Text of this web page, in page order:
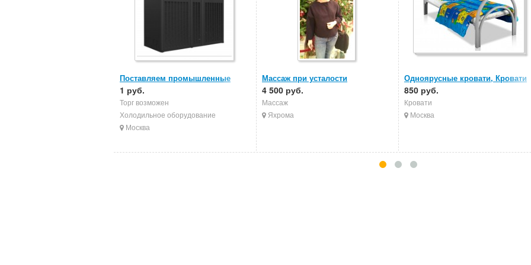
Поставляем промышленные
кондиционеры
1 руб.
Торг возможен
Холодильное оборудование
Москва
Массаж при усталости
4 500 руб.
Массаж
Яхрома
Одноярусные кровати, Кровати
металлические, Кровати в
больницы
850 руб.
Кровати
Москва